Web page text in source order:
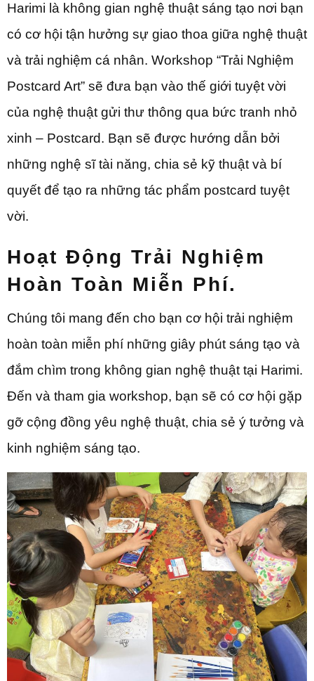
Harimi là không gian nghệ thuật sáng tạo nơi bạn
có cơ hội tận hưởng sự giao thoa giữa nghệ thuật
và trải nghiệm cá nhân. Workshop “Trải Nghiệm
Postcard Art” sẽ đưa bạn vào thế giới tuyệt vời
của nghệ thuật gửi thư thông qua bức tranh nhỏ
xinh – Postcard. Bạn sẽ được hướng dẫn bởi
những nghệ sĩ tài năng, chia sẻ kỹ thuật và bí
quyết để tạo ra những tác phẩm postcard tuyệt
vời.
Hoạt Động Trải Nghiệm
Hoàn Toàn Miễn Phí.
Chúng tôi mang đến cho bạn cơ hội trải nghiệm
hoàn toàn miễn phí những giây phút sáng tạo và
đắm chìm trong không gian nghệ thuật tại Harimi.
Đến và tham gia workshop, bạn sẽ có cơ hội gặp
gỡ cộng đồng yêu nghệ thuật, chia sẻ ý tưởng và
kinh nghiệm sáng tạo.